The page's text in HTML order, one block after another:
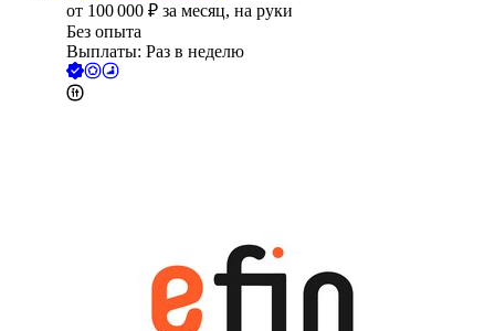
от 100 000 ₽ за месяц, на руки
Без опыта
Выплаты: Раз в неделю